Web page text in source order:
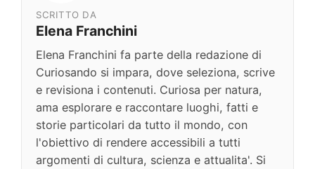
SCRITTO DA
Elena Franchini
Elena Franchini fa parte della redazione di
Curiosando si impara, dove seleziona, scrive
e revisiona i contenuti. Curiosa per natura,
ama esplorare e raccontare luoghi, fatti e
storie particolari da tutto il mondo, con
l'obiettivo di rendere accessibili a tutti
argomenti di cultura, scienza e attualita'. Si